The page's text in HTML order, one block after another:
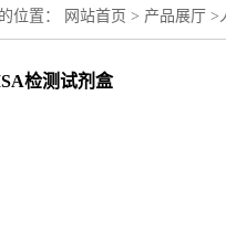
位置： 网站首页 > 产品展厅 >
检测试剂盒